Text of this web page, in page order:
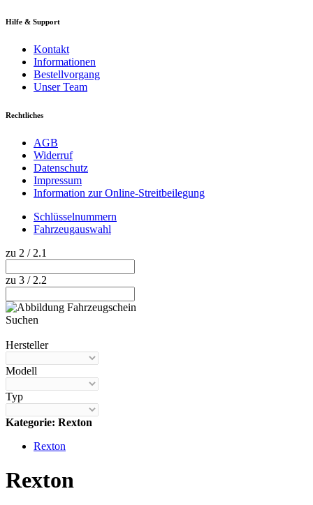
Hilfe & Support
Kontakt
Informationen
Bestellvorgang
Unser Team
Rechtliches
AGB
Widerruf
Datenschutz
Impressum
Information zur Online-Streitbeilegung
Schlüsselnummern
Fahrzeugauswahl
zu 2 / 2.1
zu 3 / 2.2
Suchen
Hersteller
Modell
Typ
Kategorie: Rexton
Rexton
Rexton